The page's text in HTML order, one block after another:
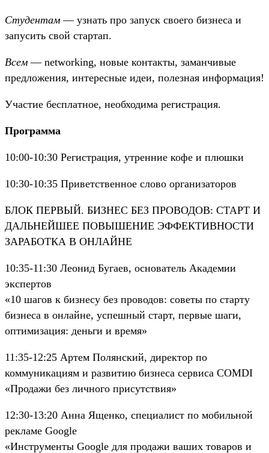
Студентам — узнать про запуск своего бизнеса и
запусить свой стартап.
Всем — networking, новые контакты, заманчивые
предложения, интересные идеи, полезная информация!
Участие бесплатное, необходима регистрация.
Программа
10:00-10:30 Регистрация, утренние кофе и плюшки
10:30-10:35 Приветственное слово организаторов
БЛОК ПЕРВЫЙ. БИЗНЕС БЕЗ ПРОВОДОВ: СТАРТ И
ДАЛЬНЕЙШЕЕ ПОВЫШЕНИЕ ЭФФЕКТИВНОСТИ
ЗАРАБОТКА В ОНЛАЙНЕ
10:35-11:30 Леонид Бугаев, основатель Академии
экспертов
«10 шагов к бизнесу без проводов: советы по старту
бизнеса в онлайне, успешный старт, первые шаги,
оптимизация: деньги и время»
11:35-12:25 Артем Полянский, директор по
коммуникациям и развитию бизнеса сервиса COMDI
«Продажи без личного присутствия»
12:30-13:20 Анна Ященко, специалист по мобильной
рекламе Google
«Инструменты Google для продажи ваших товаров и